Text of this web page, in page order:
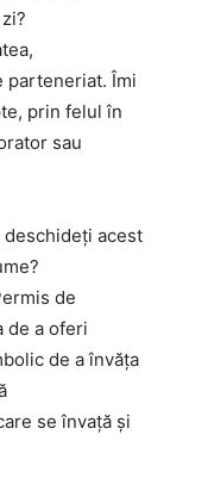
parteneriat. Îmi
prin felul în
sau
deschideți acest
de
de a oferi
de a învăța
se învață și